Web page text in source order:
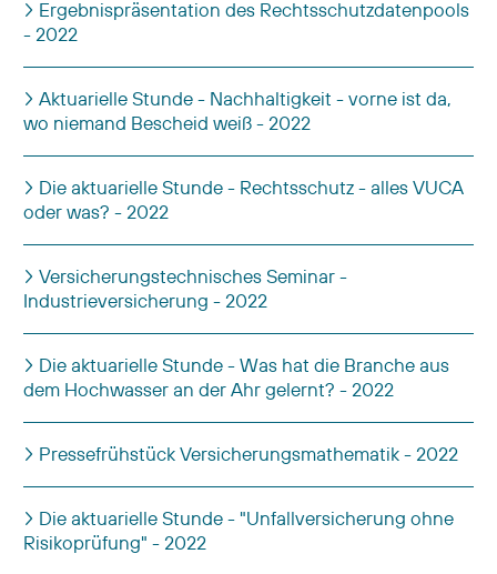
Ergebnispräsentation des Rechtsschutzdatenpools
- 2022
Aktuarielle Stunde - Nachhaltigkeit - vorne ist da,
wo niemand Bescheid weiß - 2022
Die aktuarielle Stunde - Rechtsschutz - alles VUCA
oder was? - 2022
Versicherungstechnisches Seminar -
Industrieversicherung - 2022
Die aktuarielle Stunde - Was hat die Branche aus
dem Hochwasser an der Ahr gelernt? - 2022
Pressefrühstück Versicherungsmathematik - 2022
Die aktuarielle Stunde - "Unfallversicherung ohne
Risikoprüfung" - 2022